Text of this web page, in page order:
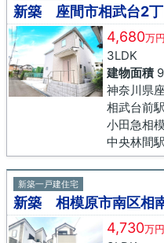
新築 座間市相武台2丁
4,680万円
3LDK
建物面積
神奈川県
相武台前
小田急相
中央林間
新築一戸建住宅
新築 相模原市南区相
4,730万円